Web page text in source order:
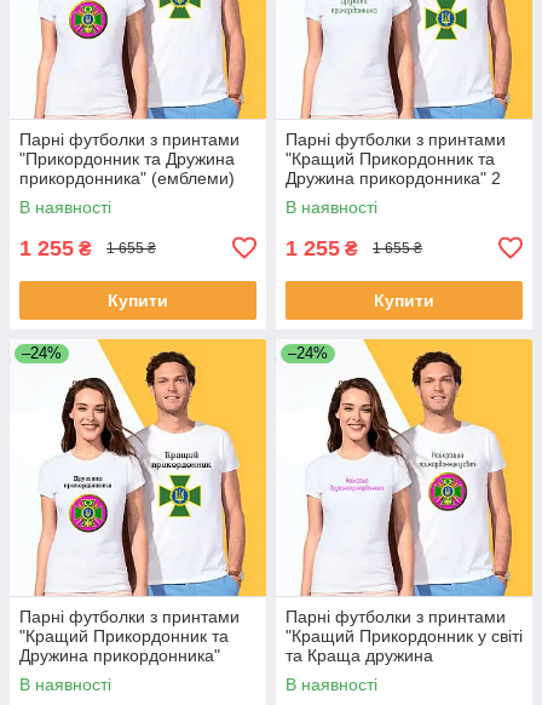
Парні футболки з принтами
"Прикордонник та Дружина
прикордонника" (емблеми)
XS, Білий Push IT
В наявності
1 255 ₴ 1 655 ₴
Купити
Парні футболки з принтами
"Кращий Прикордонник та
Дружина прикордонника" 2
XS, Білий Push IT
В наявності
1 255 ₴ 1 655 ₴
Купити
–24%
Парні футболки з принтами
"Кращий Прикордонник та
Дружина прикордонника"
(емблеми) XS, Білий Push IT
В наявності
–24%
Парні футболки з принтами
"Кращий Прикордонник у світі
та Краща дружина
прикордонника" 2 XS, Білий
Push IT
В наявності